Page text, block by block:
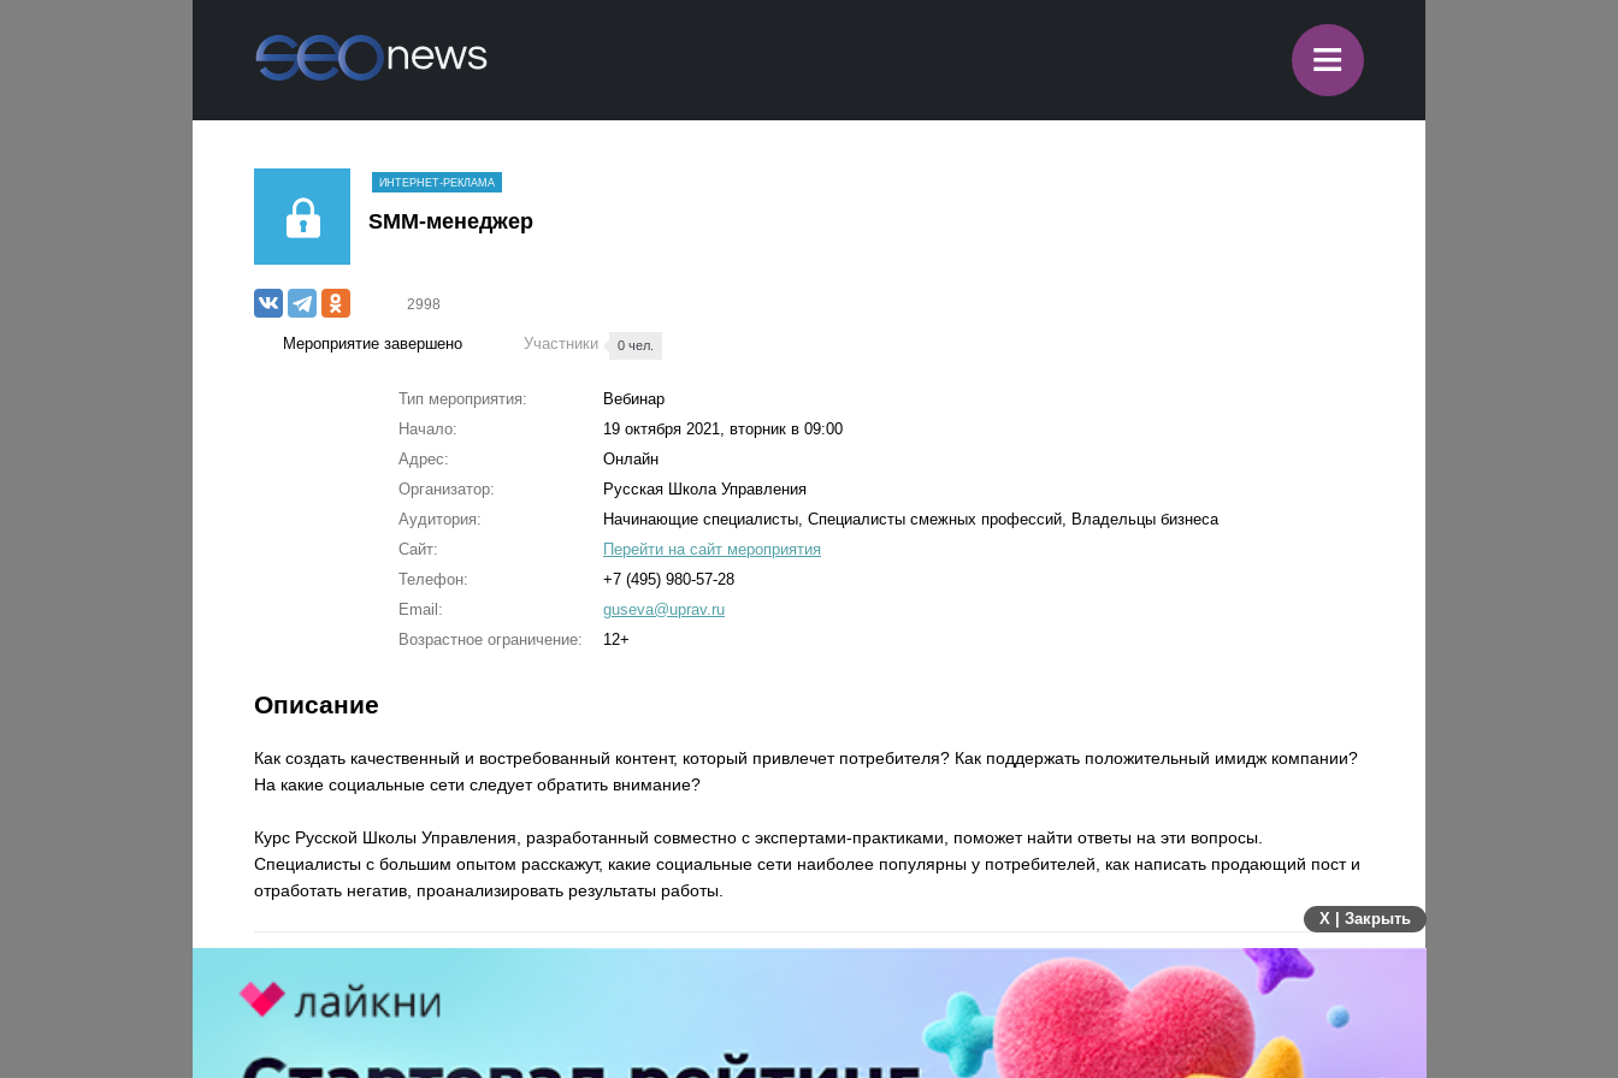
≡
ИНТЕРНЕТ-РЕКЛАМА
SMM-менеджер
2998
Мероприятие завершено Участники 0 чел.
Тип мероприятия:
Вебинар
Начало:
19 октября 2021, вторник в 09:00
Адрес:
Онлайн
Организатор:
Русская Школа Управления
Аудитория:
Начинающие специалисты, Специалисты смежных профессий, Владельцы бизнеса
Сайт:
Перейти на сайт мероприятия
Телефон:
+7 (495) 980-57-28
Email:
guseva@uprav.ru
Возрастное ограничение:
12+
Описание
Как создать качественный и востребованный контент, который привлечет потребителя? Как поддержать положительный имидж компании?
На какие социальные сети следует обратить внимание?
Курс Русской Школы Управления, разработанный совместно с экспертами-практиками, поможет найти ответы на эти вопросы.
Специалисты с большим опытом расскажут, какие социальные сети наиболее популярны у потребителей, как написать продающий пост и
отработать негатив, проанализировать результаты работы.
X | Закрыть